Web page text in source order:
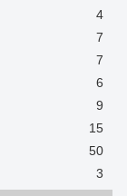
4
7
7
6
9
15
50
3